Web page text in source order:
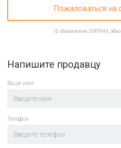
Пожаловаться на
ID объявления 3349949,
Напишите продавцу
Ваше имя
Телефон